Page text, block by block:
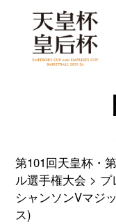
第101回天皇杯・
ル選手権大会
プ
シャンソンVマジ
ス)